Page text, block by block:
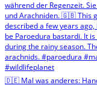
🇩🇪 Mal was anderes: